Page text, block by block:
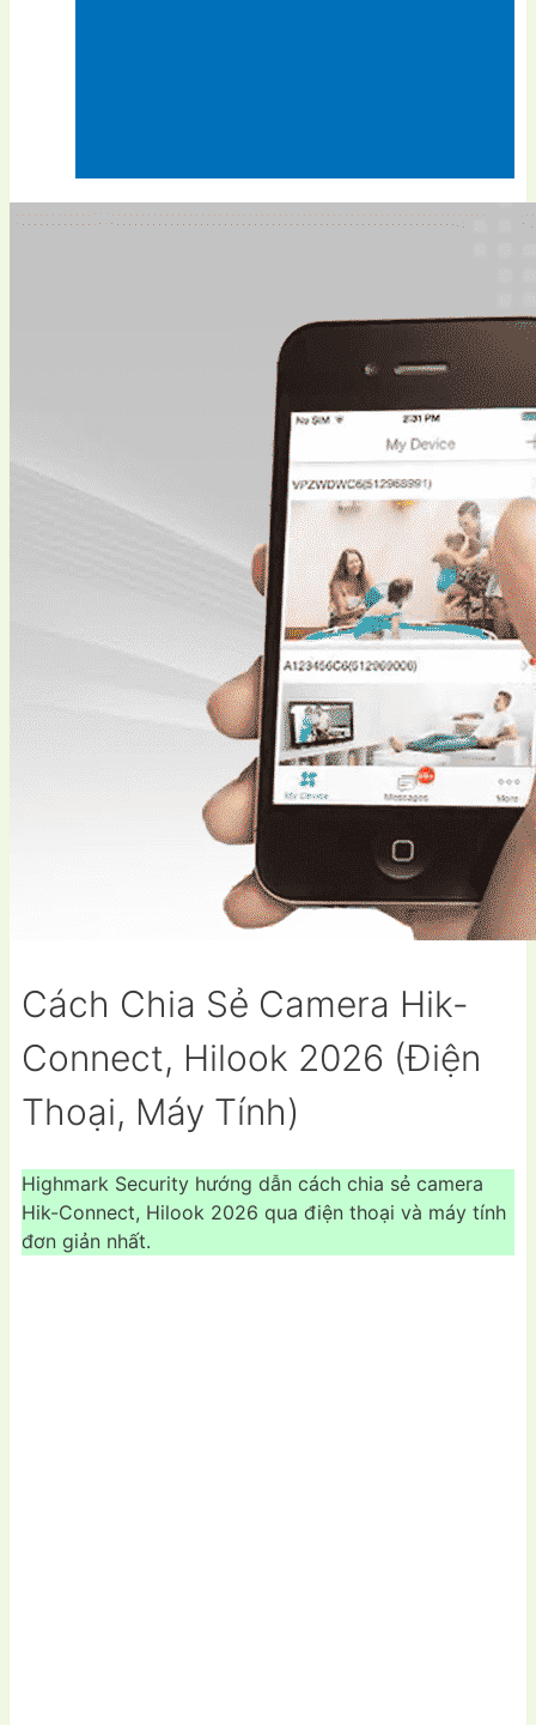
Cách Chia Sẻ Camera Hik-
Connect, Hilook 2026 (Điện
Thoại, Máy Tính)
Highmark Security hướng dẫn cách chia sẻ camera
Hik-Connect, Hilook 2026 qua điện thoại và máy tính
đơn giản nhất.